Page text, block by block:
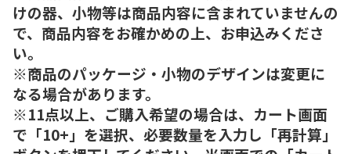
けの器、小物等は商品内容に含まれていませんの
で、商品内容をお確かめの上、お申込みくださ
い。
※商品のパッケージ・小物のデザインは変更に
なる場合があります。
※11点以上、ご購入希望の場合は、カート画面
で「10+」を選択、必要数量を入力し「再計算」